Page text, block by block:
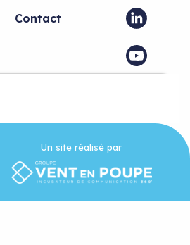
Contact
Un site réalisé par